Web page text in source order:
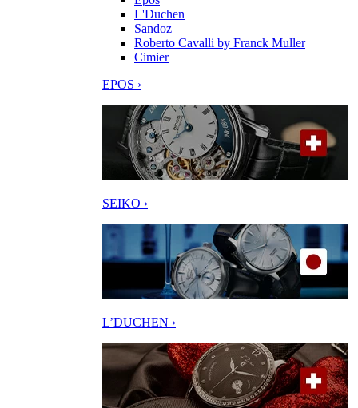
L'Duchen
Sandoz
Roberto Cavalli by Franck Muller
Cimier
EPOS ›
SEIKO ›
L’DUCHEN ›